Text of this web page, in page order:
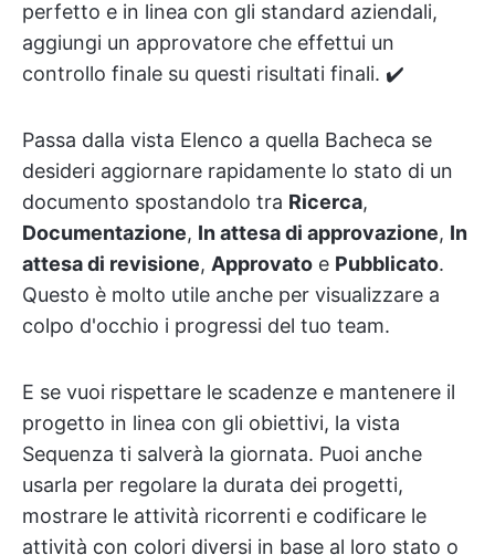
perfetto e in linea con gli standard aziendali,
aggiungi un approvatore che effettui un
controllo finale su questi risultati finali. ✔️
Passa dalla vista Elenco a quella Bacheca se
desideri aggiornare rapidamente lo stato di un
documento spostandolo tra Ricerca,
Documentazione, In attesa di approvazione, In
attesa di revisione, Approvato e Pubblicato.
Questo è molto utile anche per visualizzare a
colpo d'occhio i progressi del tuo team.
E se vuoi rispettare le scadenze e mantenere il
progetto in linea con gli obiettivi, la vista
Sequenza ti salverà la giornata. Puoi anche
usarla per regolare la durata dei progetti,
mostrare le attività ricorrenti e codificare le
attività con colori diversi in base al loro stato o